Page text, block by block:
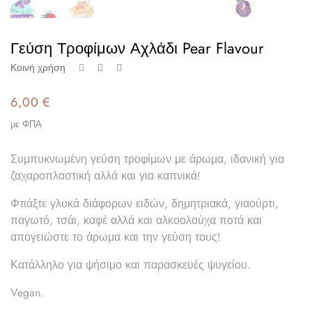
Γεύση Τροφίμων Αχλάδι Pear Flavour
Κοινή χρήση
6,00 €
με ΦΠΑ
Συμπυκνωμένη γεύση τροφίμων με άρωμα, ιδανική για
ζαχαροπλαστική αλλά και για καπνικά!
Φτιάξτε γλυκά διάφορων ειδών, δημητριακά, γιαούρτι,
παγωτό, τσάι, καφέ αλλά και αλκοολούχα ποτά και
απογειώστε το άρωμα και την γεύση τους!
Κατάλληλο για ψήσιμο και παρασκευές ψυγείου.
Vegan.